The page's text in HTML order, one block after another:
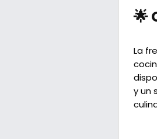
🌟
La
y un